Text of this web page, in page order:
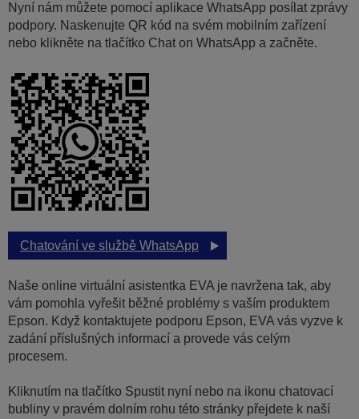
Nyní nám můžete pomocí aplikace WhatsApp posílat zprávy
podpory. Naskenujte QR kód na svém mobilním zařízení
nebo klikněte na tlačítko Chat on WhatsApp a začněte.
Chatování ve službě WhatsApp
Naše online virtuální asistentka EVA je navržena tak, aby
vám pomohla vyřešit běžné problémy s vaším produktem
Epson. Když kontaktujete podporu Epson, EVA vás vyzve k
zadání příslušných informací a provede vás celým
procesem.
Kliknutím na tlačítko Spustit nyní nebo na ikonu chatovací
bubliny v pravém dolním rohu této stránky přejdete k naší